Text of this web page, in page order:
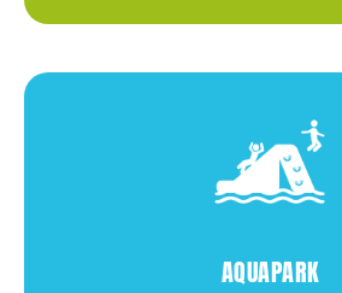
AQUAPARK